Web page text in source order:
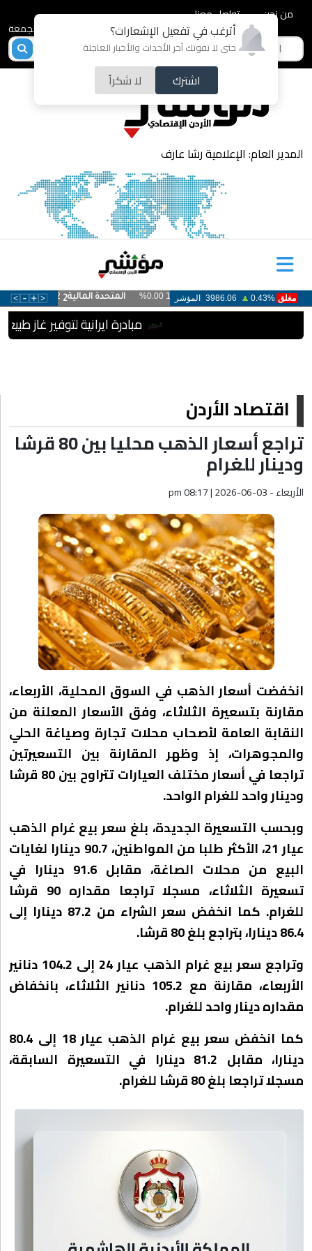
أترغب في تفعيل الإشعارات؟
حتى لا تفوتك آخر الأحداث والأخبار العاجلة
اشترك لا شكراً
من نحن
تواصل معنا
المدير العام: الإعلامية رشا عارف
مبادرة ايرانية لتوفير غاز
اقتصاد الأردن
تراجع أسعار الذهب محليا بين 80 قرشا
ودينار للغرام
الأربعاء - pm 08:17 | 2026-06-03
انخفضت أسعار الذهب في السوق المحلية، الأربعاء،
مقارنة بتسعيرة الثلاثاء، وفق الأسعار المعلنة من
النقابة العامة لأصحاب محلات تجارة وصياغة الحلي
والمجوهرات، إذ وظهر المقارنة بين التسعيرتين
تراجعا في أسعار مختلف العيارات تتراوح بين 80 قرشا
ودينار واحد للغرام الواحد.
وبحسب التسعيرة الجديدة، بلغ سعر بيع غرام الذهب
عيار 21، الأكثر طلبا من المواطنين، 90.7 دينارا لغايات
البيع من محلات الصاغة، مقابل 91.6 دينارا في
تسعيرة الثلاثاء، مسجلا تراجعا مقداره 90 قرشا
للغرام. كما انخفض سعر الشراء من 87.2 دينارا إلى
86.4 دينارا، بتراجع بلغ 80 قرشا.
وتراجع سعر بيع غرام الذهب عيار 24 إلى 104.2 دنانير
الأربعاء، مقارنة مع 105.2 دنانير الثلاثاء، بانخفاض
مقداره دينار واحد للغرام.
كما انخفض سعر بيع غرام الذهب عيار 18 إلى 80.4
دينارا، مقابل 81.2 دينارا في التسعيرة السابقة،
مسجلا تراجعا بلغ 80 قرشا للغرام.